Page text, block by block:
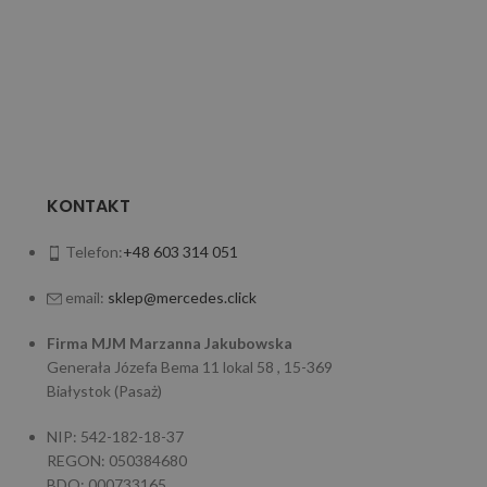
KONTAKT
Telefon:+48 603 314 051
email: sklep@mercedes.click
Firma MJM Marzanna Jakubowska
Generała Józefa Bema 11 lokal 58 , 15-369
Białystok (Pasaż)
NIP: 542-182-18-37
REGON: 050384680